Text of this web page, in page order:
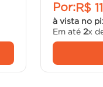
Por:R$
à vista no
Em até2x